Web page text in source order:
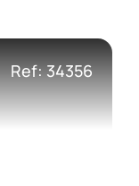
Ref: 34356